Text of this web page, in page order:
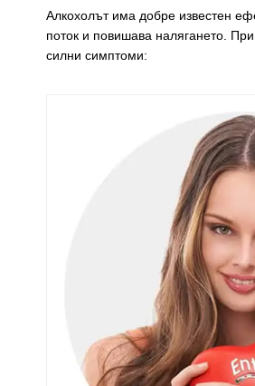
Алкохолът има добре известен
поток и повишава налягането.
силни симптоми: